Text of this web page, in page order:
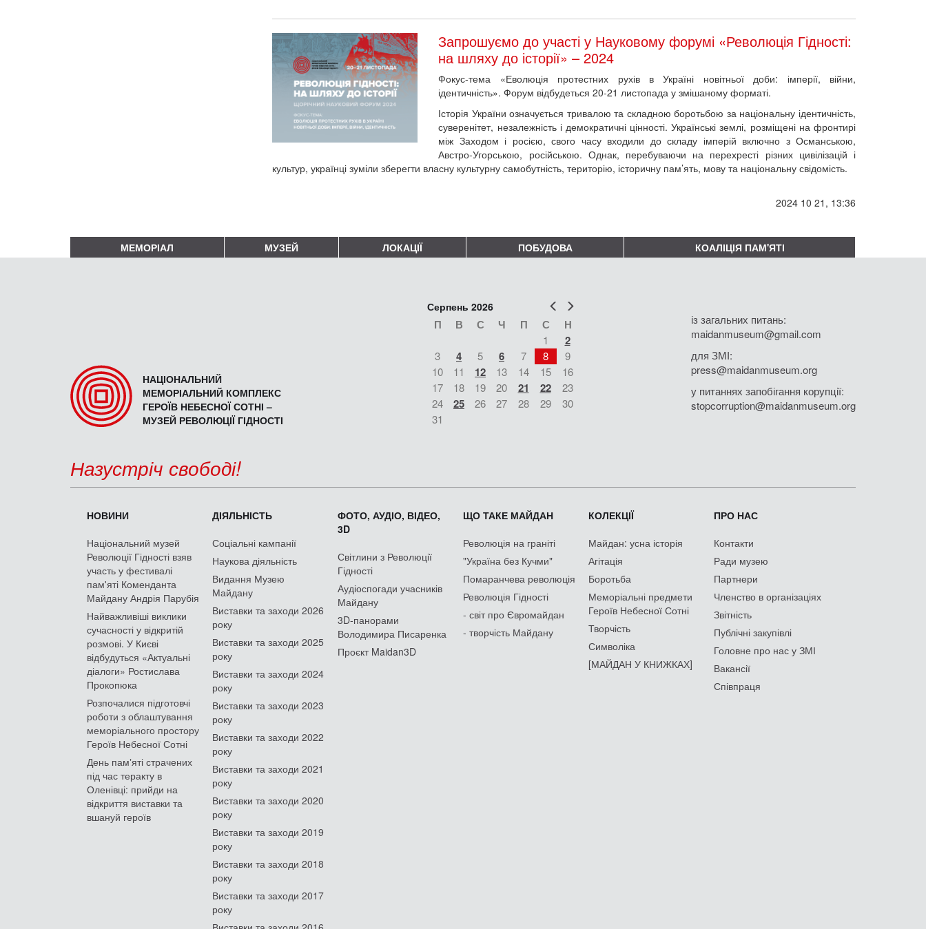
Запрошуємо до участі у Науковому форумі «Революція Гідності:
на шляху до історії» – 2024
Фокус-тема «Еволюція протестних рухів в Україні новітньої доби: імперії, війни,
ідентичність». Форум відбудеться 20-21 листопада у змішаному форматі.
Історія України означується тривалою та складною боротьбою за національну ідентичність,
суверенітет, незалежність і демократичні цінності. Українські землі, розміщені на фронтирі
між Заходом і росією, свого часу входили до складу імперій включно з Османською,
Австро-Угорською, російською. Однак, перебуваючи на перехресті різних цивілізацій і
культур, українці зуміли зберегти власну культурну самобутність, територію, історичну пам’ять, мову та національну свідомість.
2024 10 21, 13:36
МЕМОРІАЛ МУЗЕЙ ЛОКАЦІЇ ПОБУДОВА КОАЛІЦІЯ ПАМ'ЯТІ
НАЦІОНАЛЬНИЙ
МЕМОРІАЛЬНИЙ КОМПЛЕКС
ГЕРОЇВ НЕБЕСНОЇ СОТНІ –
МУЗЕЙ РЕВОЛЮЦІЇ ГІДНОСТІ
Попер
Серпень 2026
П В С Ч П С Н
1 2
3 4 5 6 7 8
9
10
11 12 13 14 15
16
17
18 19 20 21 22
23
24
25 26 27 28 29
30
31
із загальних питань:
maidanmuseum@gmail.com
для ЗМІ:
press@maidanmuseum.org
у питаннях запобігання корупції:
stopcorruption@maidanmuseum.org
Назустріч свободі!
НОВИНИ
Національний музей
Революції Гідності взяв
участь у фестивалі
пам'яті Коменданта
Майдану Андрія Парубія
Найважливіші виклики
сучасності у відкритій
розмові. У Києві
відбудуться «Актуальні
діалоги» Ростислава
Прокопюка
Розпочалися підготовчі
роботи з облаштування
меморіального простору
Героїв Небесної Сотні
День памʼяті страчених
під час теракту в
Оленівці: прийди на
відкриття виставки та
вшануй героїв
ДІЯЛЬНІСТЬ
Соціальні кампанії
Наукова діяльність
Видання Музею
Майдану
Виставки та заходи 2026
року
Виставки та заходи 2025
року
Виставки та заходи 2024
року
Виставки та заходи 2023
року
Виставки та заходи 2022
року
Виставки та заходи 2021
року
Виставки та заходи 2020
року
Виставки та заходи 2019
року
Виставки та заходи 2018
року
Виставки та заходи 2017
року
ФОТО, АУДІО, ВІДЕО,
3D
Світлини з Революції
Гідності
Аудіоспогади учасників
Майдану
3D-панорами
Володимира Писаренка
Проєкт Maidan3D
ЩО ТАКЕ МАЙДАН
Революція на граніті
"Україна без Кучми"
Помаранчева революція
Революція Гідності
- світ про Євромайдан
- творчість Майдану
КОЛЕКЦІЇ
Майдан: усна історія
Агітація
Боротьба
Меморіальні предмети
Героїв Небесної Сотні
Творчість
Символіка
[МАЙДАН У КНИЖКАХ]
ПРО НАС
Контакти
Ради музею
Партнери
Членство в організаціях
Звітність
Публічні закупівлі
Головне про нас у ЗМІ
Вакансії
Співпраця